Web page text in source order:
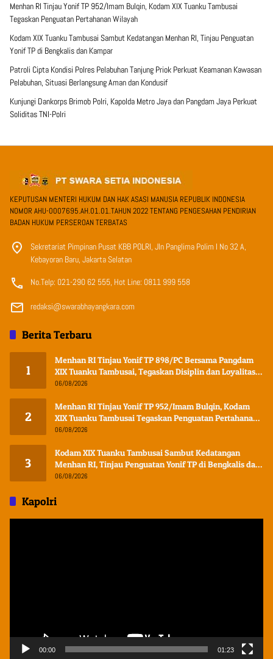
Menhan RI Tinjau Yonif TP 952/Imam Bulqin, Kodam XIX Tuanku Tambusai
Tegaskan Penguatan Pertahanan Wilayah
Kodam XIX Tuanku Tambusai Sambut Kedatangan Menhan RI, Tinjau Penguatan
Yonif TP di Bengkalis dan Kampar
Patroli Cipta Kondisi Polres Pelabuhan Tanjung Priok Perkuat Keamanan Kawasan
Pelabuhan, Situasi Berlangsung Aman dan Kondusif
Kunjungi Dankorps Brimob Polri, Kapolda Metro Jaya dan Pangdam Jaya Perkuat
Soliditas TNI-Polri
KEPUTUSAN MENTERI HUKUM DAN HAK ASASI MANUSIA REPUBLIK INDONESIA
NOMOR AHU-0007695.AH.01.01.TAHUN 2022 TENTANG PENGESAHAN PENDIRIAN
BADAN HUKUM PERSEROAN TERBATAS
Sekretariat Pimpinan Pusat KBB POLRI, Jln Panglima Polim I No 32 A,
Kebayoran Baru, Jakarta Selatan
No.Telp: 021-290 62 555, Hot Line: 0811 999 558
redaksi@swarabhayangkara.com
Berita Terbaru
1
Menhan RI Tinjau Yonif TP 898/PC Bersama Pangdam
XIX Tuanku Tambusai, Tegaskan Disiplin dan Loyalitas
Prajurit
06/08/2026
2
Menhan RI Tinjau Yonif TP 952/Imam Bulqin, Kodam
XIX Tuanku Tambusai Tegaskan Penguatan Pertahanan
Wilayah
06/08/2026
3
Kodam XIX Tuanku Tambusai Sambut Kedatangan
Menhan RI, Tinjau Penguatan Yonif TP di Bengkalis dan
Kampar
06/08/2026
Kapolri
00:00 01:23